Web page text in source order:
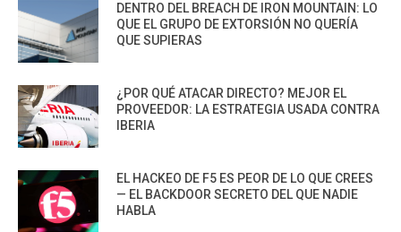
DENTRO DEL BREACH DE IRON MOUNTAIN: LO
QUE EL GRUPO DE EXTORSIÓN NO QUERÍA
QUE SUPIERAS
¿POR QUÉ ATACAR DIRECTO? MEJOR EL
PROVEEDOR: LA ESTRATEGIA USADA CONTRA
IBERIA
EL HACKEO DE F5 ES PEOR DE LO QUE CREES
— EL BACKDOOR SECRETO DEL QUE NADIE
HABLA